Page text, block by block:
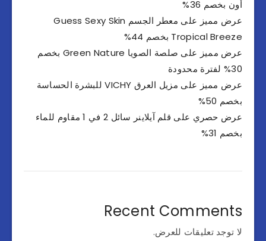
أون بخصم 36%
عرض مميز على معطر الجسم Guess Sexy Skin
Tropical Breeze بخصم 44%
عرض مميز على صلصة الصويا Green Nature بخصم
30% لفترة محدودة
عرض مميز على مزيل العرق VICHY للبشرة الحساسة
بخصم 50%
عرض حصري على قلم آيلاينر سائل 2 في 1 مقاوم للماء
بخصم 31%
Recent Comments
لا توجد تعليقات للعرض.